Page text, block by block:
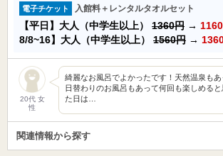
電子チケット 入館料＋レンタルタオルセット
【平日】大人（中学生以上） 1360円 →
8/8~16】大人（中学生以上） 1560円 →
20代 女
性
綺麗なお風呂でよかったです！天然温泉もあ
日替わりのお風呂もあって何回も楽しめる
た日は…
関連情報から探す